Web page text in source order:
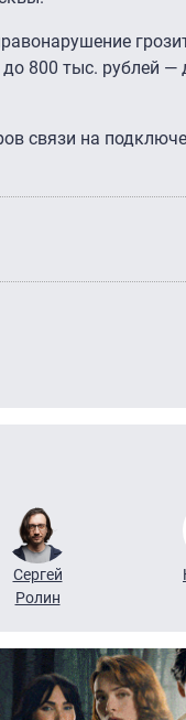
800 тыс. рублей —
связи на
Сергей
Ролин